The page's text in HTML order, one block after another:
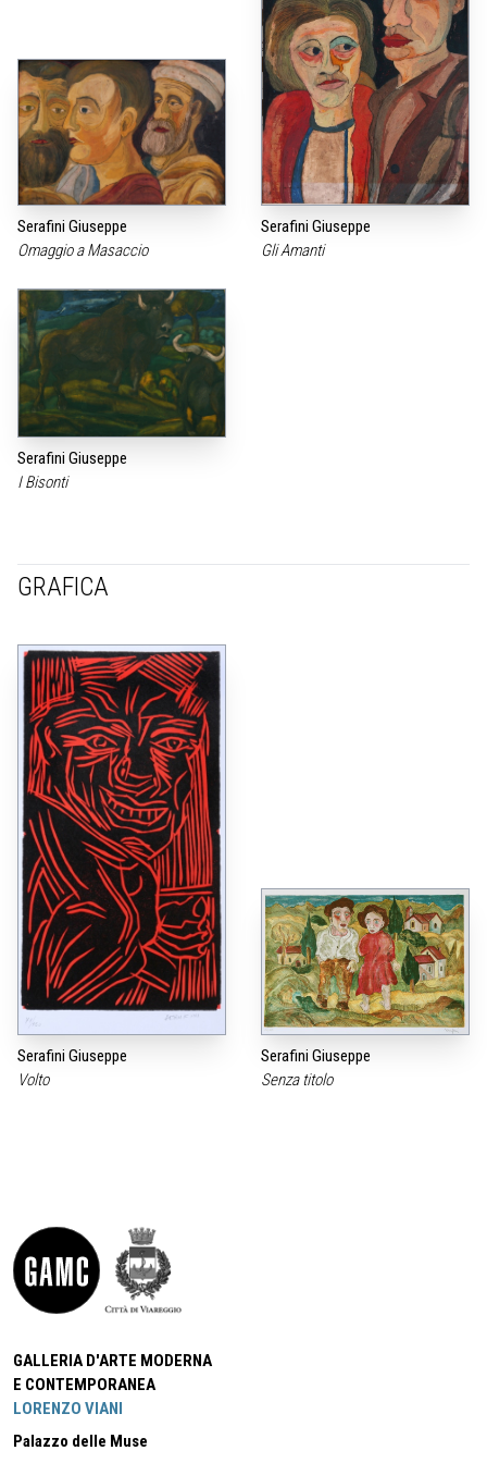
Serafini Giuseppe
Omaggio a Masaccio
Serafini Giuseppe
Gli Amanti
Serafini Giuseppe
I Bisonti
GRAFICA
Serafini Giuseppe
Volto
Serafini Giuseppe
Senza titolo
GALLERIA D'ARTE MODERNA
E CONTEMPORANEA
LORENZO VIANI
Palazzo delle Muse